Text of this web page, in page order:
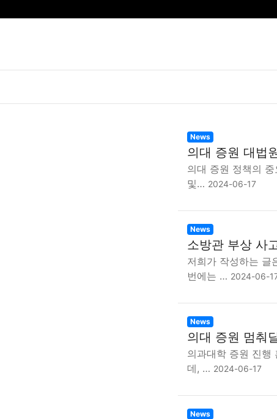
News
의대 증원 대법
의대 증원 정책의
및… 2024-06-17
News
소방관 부상 사
저희가 작성하는 글
번에는 … 2024-06-
News
의대 증원 멈춰
의과대학 증원 진행
데, … 2024-06-17
News